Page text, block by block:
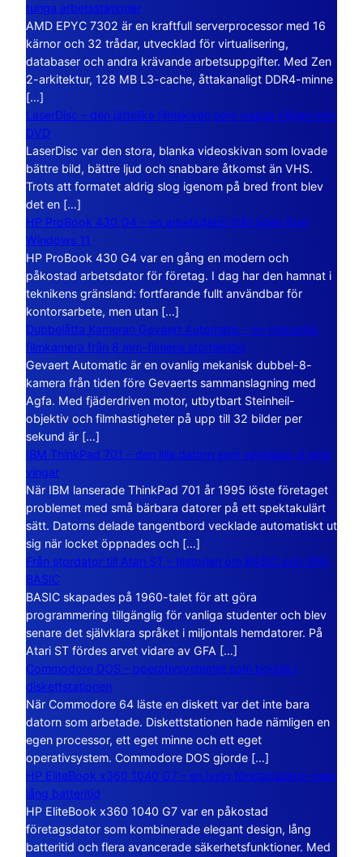
tunga arbetsstationer
AMD EPYC 7302 är en kraftfull serverprocessor med 16
kärnor och 32 trådar, utvecklad för virtualisering,
databaser och andra krävande arbetsuppgifter. Med Zen
2-arkitektur, 128 MB L3-cache, åttakanaligt DDR4-minne
[…]
LaserDisc – den jättelika filmskivan som visade vägen mot
DVD
LaserDisc var den stora, blanka videoskivan som lovade
bättre bild, bättre ljud och snabbare åtkomst än VHS.
Trots att formatet aldrig slog igenom på bred front blev
det en […]
HP ProBook 430 G4 – en arbetsdator från tiden före
Windows 11
HP ProBook 430 G4 var en gång en modern och
påkostad arbetsdator för företag. I dag har den hamnat i
teknikens gränsland: fortfarande fullt användbar för
kontorsarbete, men utan […]
Dubbelåtta Kameran Gevaert Automatic – en mekanisk
filmkamera från 8 mm-filmens storhetstid
Gevaert Automatic är en ovanlig mekanisk dubbel-8-
kamera från tiden före Gevaerts sammanslagning med
Agfa. Med fjäderdriven motor, utbytbart Steinheil-
objektiv och filmhastigheter på upp till 32 bilder per
sekund är […]
IBM ThinkPad 701 – den lilla datorn som vecklade ut sina
vingar
När IBM lanserade ThinkPad 701 år 1995 löste företaget
problemet med små bärbara datorer på ett spektakulärt
sätt. Datorns delade tangentbord vecklade automatiskt ut
sig när locket öppnades och […]
Från stordator till Atari ST – historien om BASIC och GFA
BASIC
BASIC skapades på 1960-talet för att göra
programmering tillgänglig för vanliga studenter och blev
senare det självklara språket i miljontals hemdatorer. På
Atari ST fördes arvet vidare av GFA […]
Commodore DOS – operativsystemet som bodde i
diskettstationen
När Commodore 64 läste en diskett var det inte bara
datorn som arbetade. Diskettstationen hade nämligen en
egen processor, ett eget minne och ett eget
operativsystem. Commodore DOS gjorde […]
HP EliteBook x360 1040 G7 – en lyxig företagsdator med
lång batteritid
HP EliteBook x360 1040 G7 var en påkostad
företagsdator som kombinerade elegant design, lång
batteritid och flera avancerade säkerhetsfunktioner. Med